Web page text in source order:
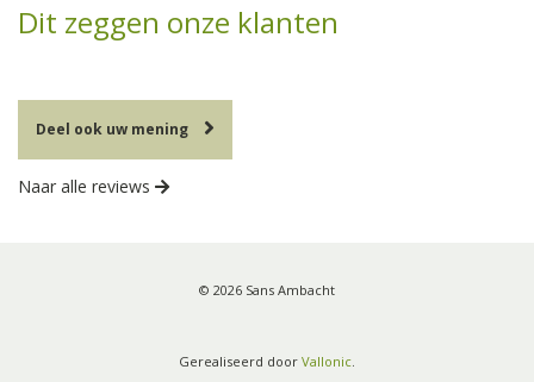
Dit zeggen onze klanten
Deel ook uw mening
Naar alle reviews
© 2026 Sans Ambacht
Gerealiseerd door Vallonic